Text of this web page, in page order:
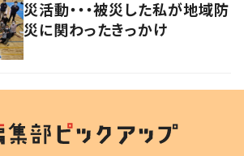
災活動・・・被災した私が地域防
災に関わったきっかけ